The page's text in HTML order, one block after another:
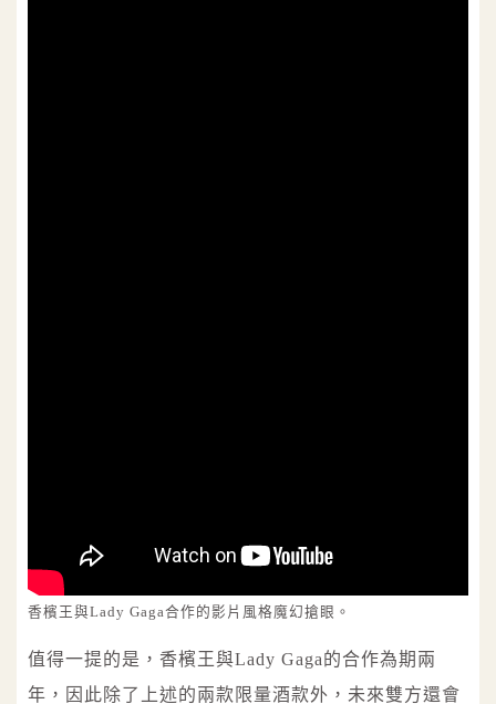
香檳王與Lady Gaga合作的影片風格魔幻搶眼。
值得一提的是，香檳王與Lady Gaga的合作為期兩
年，因此除了上述的兩款限量酒款外，未來雙方還會